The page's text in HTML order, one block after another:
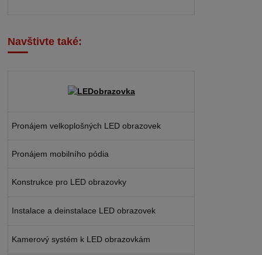
Navštivte také:
Pronájem velkoplošných LED obrazovek
Pronájem mobilního pódia
Konstrukce pro LED obrazovky
Instalace a deinstalace LED obrazovek
Kamerový systém k LED obrazovkám